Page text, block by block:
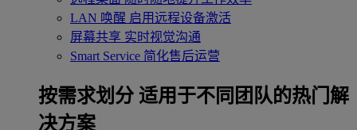
LAN 唤醒 启用远程设备激活
屏幕共享 实时视觉沟通
Smart Service 简化售后运营
按需求划分 适用于不同团队的热门解
决方案